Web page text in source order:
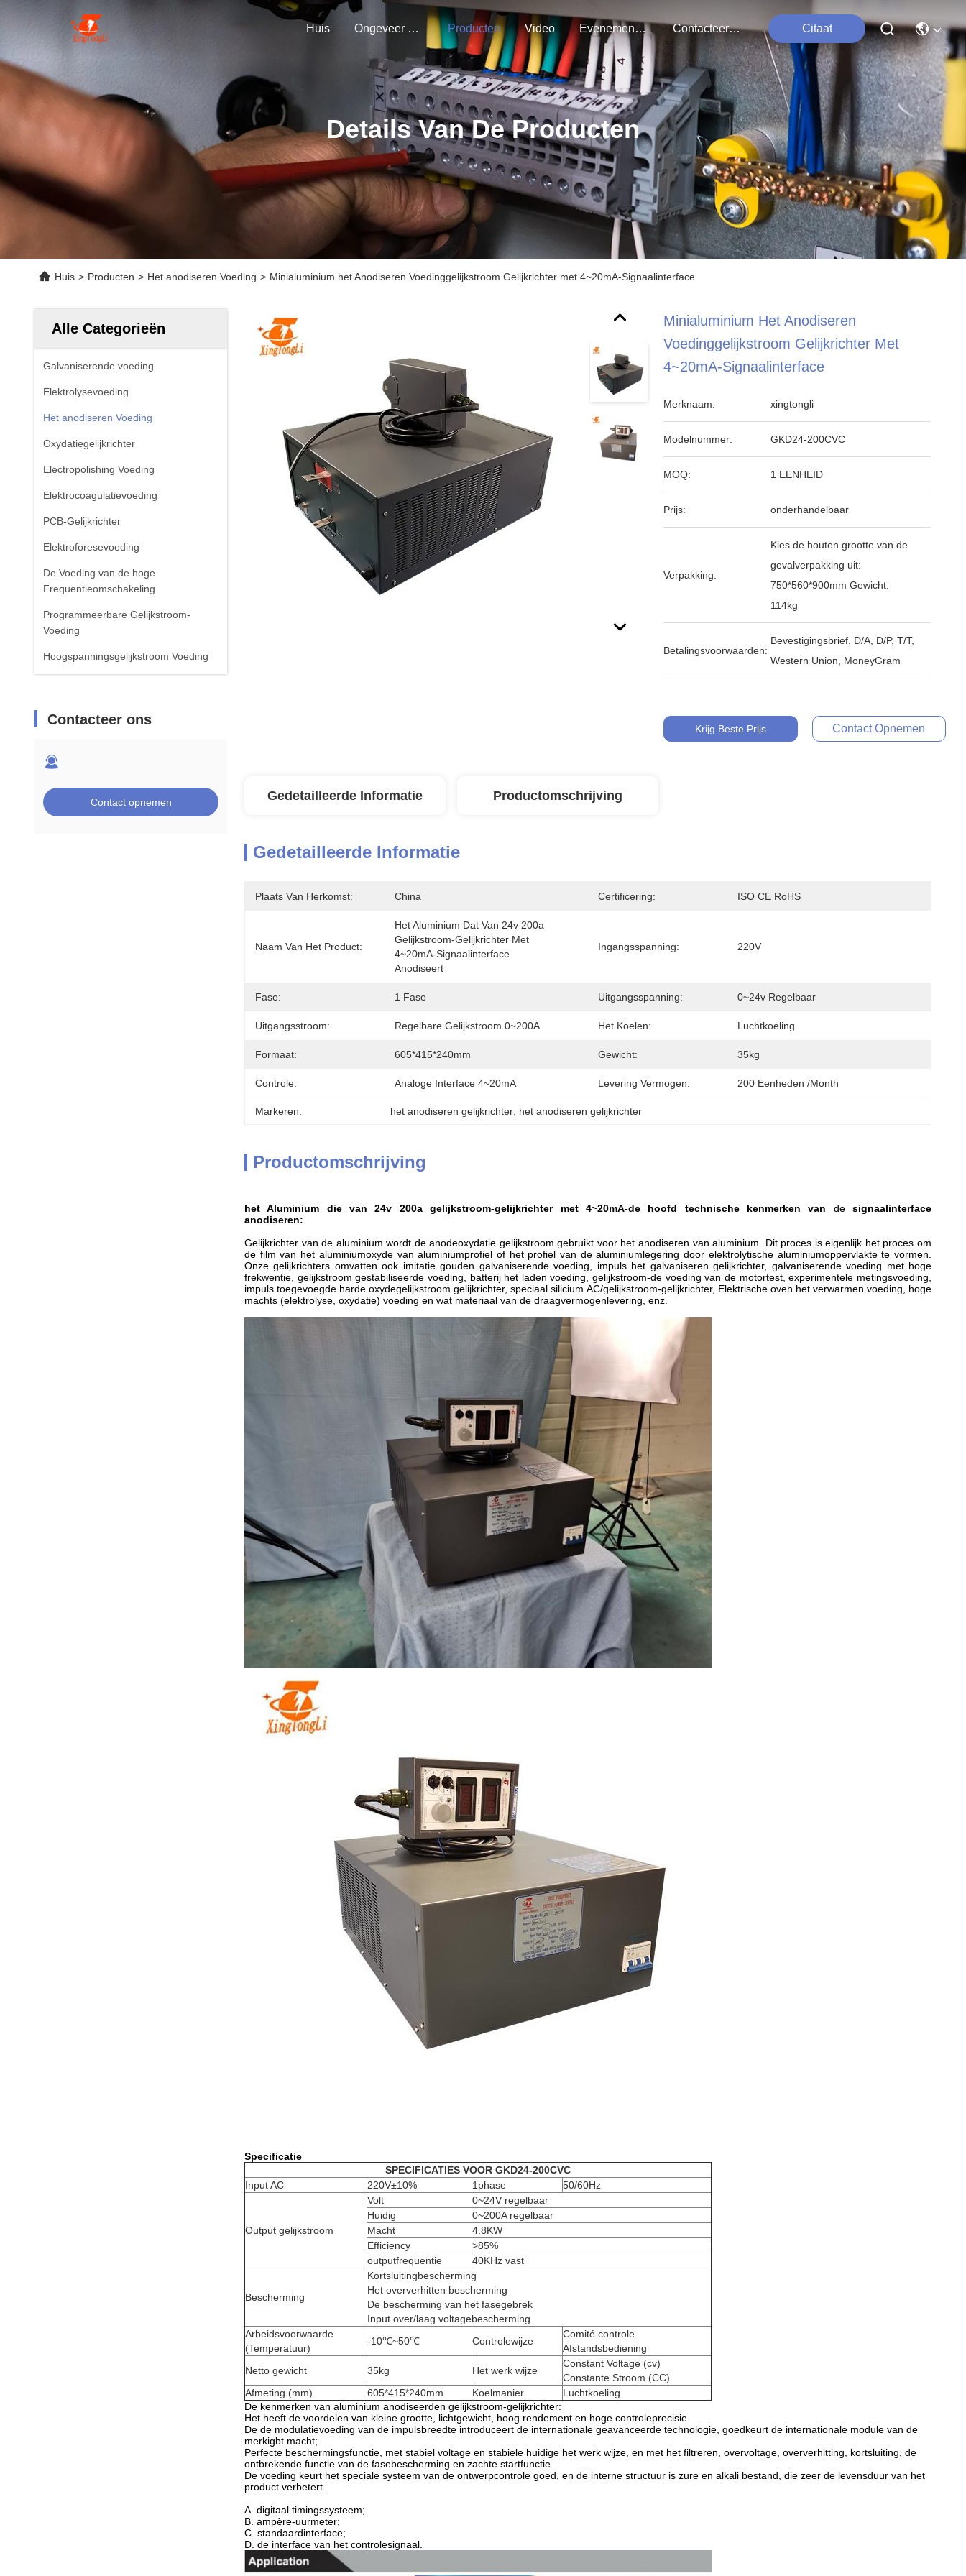
Huis Ongeveer Ons Producten Video Evenementen Contacteer Ons Citaat
Details Van De Producten
Huis > Producten > Het anodiseren Voeding > Minialuminium het Anodiseren Voedinggelijkstroom Gelijkrichter met 4~20mA-Signaalinterface
Alle Categorieën
Galvaniserende voeding
Elektrolysevoeding
Het anodiseren Voeding
Oxydatiegelijkrichter
Electropolishing Voeding
Elektrocoagulatievoeding
PCB-Gelijkrichter
Elektroforesevoeding
De Voeding van de hoge
Frequentieomschakeling
Programmeerbare Gelijkstroom-
Voeding
Hoogspanningsgelijkstroom Voeding
Contacteer ons
Contact opnemen
Minialuminium Het Anodiseren
Voedinggelijkstroom Gelijkrichter Met
4~20mA-Signaalinterface
Merknaam: xingtongli
Modelnummer: GKD24-200CVC
MOQ: 1 EENHEID
Prijs: onderhandelbaar
Verpakking:
Kies de houten grootte van de
gevalverpakking uit:
750*560*900mm Gewicht:
114kg
Betalingsvoorwaarden:
Bevestigingsbrief, D/A, D/P, T/T,
Western Union, MoneyGram
Krijg Beste Prijs Contact Opnemen
Gedetailleerde Informatie Productomschrijving
Gedetailleerde Informatie
Plaats Van Herkomst: China Certificering: ISO CE RoHS
Naam Van Het Product:
Het Aluminium Dat Van 24v 200a
Gelijkstroom-Gelijkrichter Met
4~20mA-Signaalinterface
Anodiseert
Ingangsspanning: 220V
Fase: 1 Fase Uitgangsspanning: 0~24v Regelbaar
Uitgangsstroom: Regelbare Gelijkstroom 0~200A Het Koelen: Luchtkoeling
Formaat: 605*415*240mm Gewicht: 35kg
Controle: Analoge Interface 4~20mA Levering Vermogen: 200 Eenheden /Month
Markeren: het anodiseren gelijkrichter het anodiseren gelijkrichter
Productomschrijving
het Aluminium die van 24v 200a gelijkstroom-gelijkrichter met 4~20mA-de hoofd technische kenmerken van designaalinterface
anodiseren:
Gelijkrichter van de aluminium wordt de anodeoxydatie gelijkstroom gebruikt voor het anodiseren van aluminium. Dit proces is eigenlijk het proces om
de film van het aluminiumoxyde van aluminiumprofiel of het profiel van de aluminiumlegering door elektrolytische aluminiumoppervlakte te vormen.
Onze gelijkrichters omvatten ook imitatie gouden galvaniserende voeding, impuls het galvaniseren gelijkrichter, galvaniserende voeding met hoge
frekwentie, gelijkstroom gestabiliseerde voeding, batterij het laden voeding, gelijkstroom-de voeding van de motortest, experimentele metingsvoeding,
impuls toegevoegde harde oxydegelijkstroom gelijkrichter, speciaal silicium AC/gelijkstroom-gelijkrichter, Elektrische oven het verwarmen voeding, hoge
machts (elektrolyse, oxydatie) voeding en wat materiaal van de draagvermogenlevering, enz.
Specificatie
SPECIFICATIES VOOR GKD24-200CVC
Input AC
220V±10% 1phase 50/60Hz
Output gelijkstroom
Volt
0~24V regelbaar
Huidig
0~200A regelbaar
Macht
4.8KW
Efficiency
>85%
outputfrequentie
40KHz vast
Bescherming
Kortsluitingbescherming
Het oververhitten bescherming
De bescherming van het fasegebrek
Input over/laag voltagebescherming
Arbeidsvoorwaarde
(Temperatuur)
-10℃~50℃ Controlewijze
Comité controle
Afstandsbediening
Netto gewicht
35kg Het werk wijze
Constant Voltage (cv)
Constante Stroom (CC)
Afmeting (mm)
605*415*240mm Koelmanier
Luchtkoeling
De kenmerken van aluminium anodiseerden gelijkstroom-gelijkrichter:
Het heeft de voordelen van kleine grootte, lichtgewicht, hoog rendement en hoge controleprecisie.
De de modulatievoeding van de impulsbreedte introduceert de internationale geavanceerde technologie, goedkeurt de internationale module van de
merkigbt macht;
Perfecte beschermingsfunctie, met stabiel voltage en stabiele huidige het werk wijze, en met het filtreren, overvoltage, oververhitting, kortsluiting, de
ontbrekende functie van de fasebescherming en zachte startfunctie.
De voeding keurt het speciale systeem van de ontwerpcontrole goed, en de interne structuur is zure en alkali bestand, die zeer de levensduur van het
product verbetert.
A. digitaal timingssysteem;
B. ampère-uurmeter;
C. standaardinterface;
D. de interface van het controlesignaal.